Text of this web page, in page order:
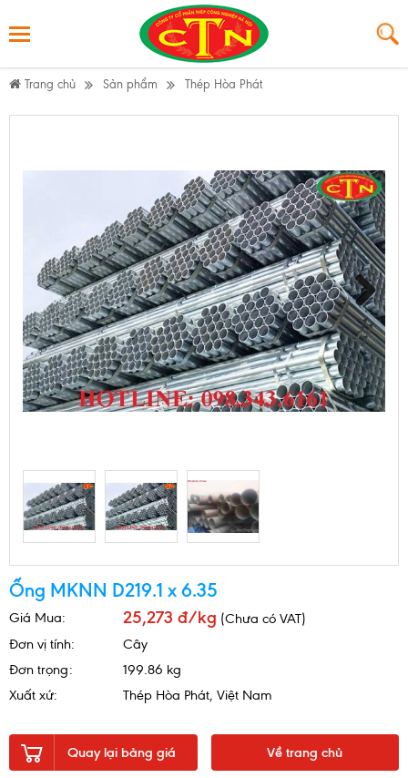
Trang chủ Sản phẩm
Thép Hòa Phát
Next
Ống MKNN D219.1 x 6.35
Giá Mua: 25,273 đ/kg (Chưa có VAT)
Đơn vị tính:
Cây
Đơn trọng:
199.86 kg
Xuất xứ:
Thép Hòa Phát, Việt Nam
Quay lại bảng giá Về trang chủ